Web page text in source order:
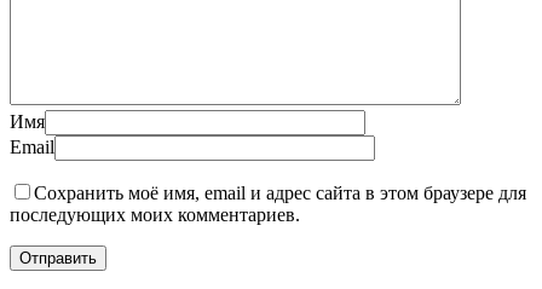
Имя
Email
Сохранить моё имя, email и адрес сайта в этом браузере для
последующих моих комментариев.